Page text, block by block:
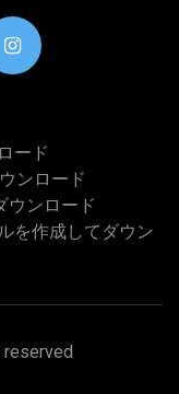
ード
ンロード
ウンロード
を作成してダウン